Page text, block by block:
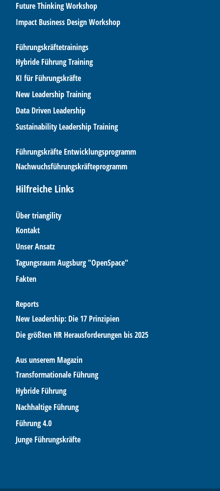
Future Thinking Workshop
Impact Business Design Workshop
Führungskräftetrainings
Hybride Führung Training
KI für Führungskräfte
New Leadership Training
Data Driven Leadership
Sustainability Leadership Training
Führungskräfte Entwicklungsprogramm
Nachwuchsführungskräfteprogramm
Hilfreiche Links
Über triangility
Kontakt
Unser Ansatz
Tagungsraum Augsburg "OpenSpace"
Fakten
Reports
New Leadership: Die 17 Prinzipien
Die größten HR Herausforderungen bis 2025
Aus unserem Magazin
Transformationale Führung
Hybride Führung
Nachhaltige Führung
Führung 4.0
Junge Führungskräfte